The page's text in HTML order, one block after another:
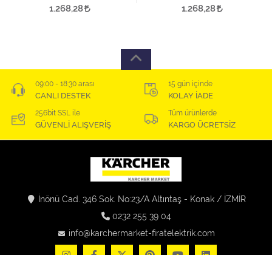
1.268,28 1.268,28
09:00 - 18:30 arası
CANLI DESTEK
15 gün içinde
KOLAY İADE
256bit SSL ile
GÜVENLİ ALIŞVERİŞ
Tüm ürünlerde
KARGO ÜCRETSİZ
İnönü Cad. 346 Sok. No:23/A Altıntaş - Konak / İZMİR
0232 255 39 04
info@karchermarket-firatelektrik.com